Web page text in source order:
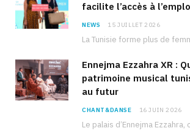
facilite l’accès à
NEWS 15 JUILLET 2026
Ennejma Ezzahra XR :
patrimoine musical
au futur
CHANT&DANSE 16 JUIN 2026